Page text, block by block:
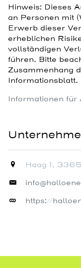
Hinweis: Dieses
an Personen mit
Erwerb dieser
erheblichen
vollständigen
führen. Bitte
Zusammenhang
Informationsblatt.
Informationen für
Haag 1,
https://